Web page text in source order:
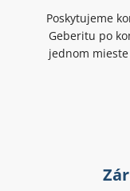
Poskytujeme
Geberitu po
jednom